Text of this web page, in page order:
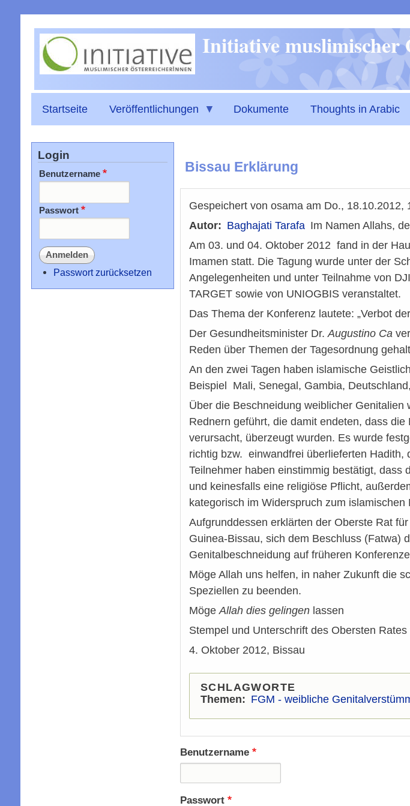
Initiative muslimischer
Startseite Veröffentlichungen Dokumente Thoughts in Arabic
Bissau Erklärung
Gespeichert von osama am Do., 18.10.2012,
Autor
Baghajati Tarafa Im Namen Allahs,
Am 03. und 04. Oktober 2012 fand in der
Imamen statt. Die Tagung wurde unter der
Angelegenheiten und unter Teilnahme von
TARGET sowie von UNIOGBIS veranstaltet.
Das Thema der Konferenz lautete: „Verbot
Der Gesundheitsminister Dr. Augustino Ca
Reden über Themen der Tagesordnung
An den zwei Tagen haben islamische
Beispiel Mali, Senegal, Gambia,
Über die Beschneidung weiblicher
Rednern geführt, die damit endeten, dass
verursacht, überzeugt wurden. Es wurde
richtig bzw. einwandfrei überlieferten Hadith,
Teilnehmer haben einstimmig bestätigt, dass
und keinesfalls eine religiöse Pflicht,
kategorisch im Widerspruch zum islamischen
Aufgrunddessen erklärten der Oberste Rat
Guinea-Bissau, sich dem Beschluss (Fatwa)
Genitalbeschneidung auf früheren
Möge Allah uns helfen, in naher Zukunft die
Speziellen zu beenden.
Möge Allah dies gelingenlassen
Stempel und Unterschrift des Obersten
4. Oktober 2012, Bissau
SCHLAGWORTE
Themen
FGM - weibliche
Benutzername
Passwort
Login
Benutzername
Passwort
Passwort zurücksetzen